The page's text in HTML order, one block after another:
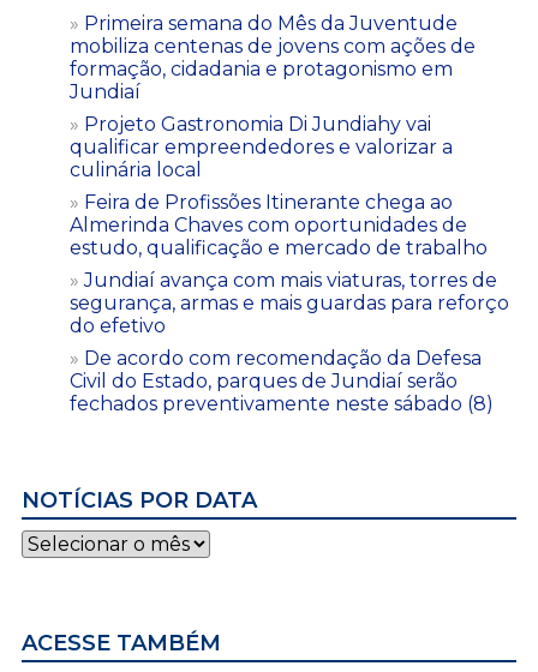
Primeira semana do Mês da Juventude
mobiliza centenas de jovens com ações de
formação, cidadania e protagonismo em
Jundiaí
Projeto Gastronomia Di Jundiahy vai
qualificar empreendedores e valorizar a
culinária local
Feira de Profissões Itinerante chega ao
Almerinda Chaves com oportunidades de
estudo, qualificação e mercado de trabalho
Jundiaí avança com mais viaturas, torres de
segurança, armas e mais guardas para reforço
do efetivo
De acordo com recomendação da Defesa
Civil do Estado, parques de Jundiaí serão
fechados preventivamente neste sábado (8)
NOTÍCIAS POR DATA
Notícias
por
ACESSE TAMBÉM